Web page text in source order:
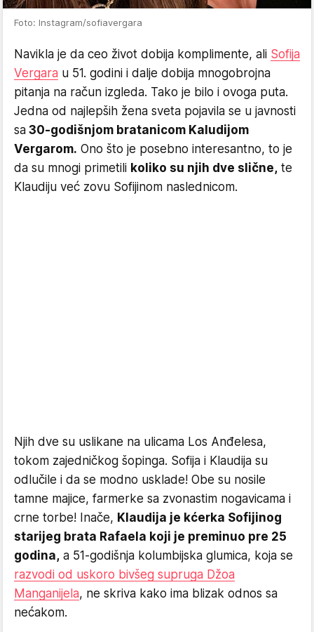
Foto: Instagram/sofiavergara
Navikla je da ceo život dobija komplimente, ali Sofija
Vergara u 51. godini i dalje dobija mnogobrojna
pitanja na račun izgleda. Tako je bilo i ovoga puta.
Jedna od najlepših žena sveta pojavila se u javnosti
sa 30-godišnjom bratanicom Kaludijom
Vergarom. Ono što je posebno interesantno, to je
da su mnogi primetili koliko su njih dve slične, te
Klaudiju već zovu Sofijinom naslednicom.
Njih dve su uslikane na ulicama Los Anđelesa,
tokom zajedničkog šopinga. Sofija i Klaudija su
odlučile i da se modno usklade! Obe su nosile
tamne majice, farmerke sa zvonastim nogavicama i
crne torbe! Inače, Klaudija je kćerka Sofijinog
starijeg brata Rafaela koji je preminuo pre 25
godina, a 51-godišnja kolumbijska glumica, koja se
razvodi od uskoro bivšeg supruga Džoa
Manganijela, ne skriva kako ima blizak odnos sa
nećakom.